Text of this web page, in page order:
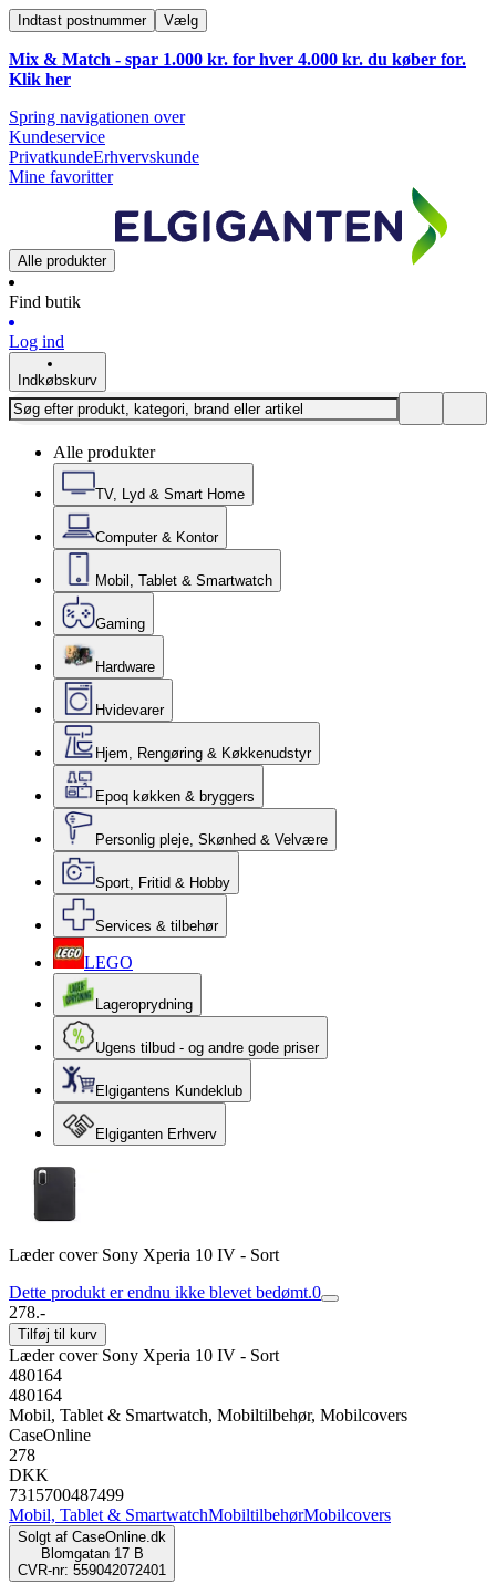
Indtast postnummer Vælg
Mix & Match - spar 1.000 kr. for hver 4.000 kr. du køber for.
Klik her
Spring navigationen over
Kundeservice
PrivatkundeErhvervskunde
Mine favoritter
Alle produkter
Find butik
Log ind
Indkøbskurv
Alle produkter
TV, Lyd & Smart Home
Computer & Kontor
Mobil, Tablet & Smartwatch
Gaming
Hardware
Hvidevarer
Hjem, Rengøring & Køkkenudstyr
Epoq køkken & bryggers
Personlig pleje, Skønhed & Velvære
Sport, Fritid & Hobby
Services & tilbehør
LEGO
Lageroprydning
Ugens tilbud - og andre gode priser
Elgigantens Kundeklub
Elgiganten Erhverv
Læder cover Sony Xperia 10 IV - Sort
Dette produkt er endnu ikke blevet bedømt.0
278.-
Tilføj til kurv
Læder cover Sony Xperia 10 IV - Sort
480164
480164
Mobil, Tablet & Smartwatch, Mobiltilbehør, Mobilcovers
CaseOnline
278
DKK
7315700487499
Mobil, Tablet & SmartwatchMobiltilbehørMobilcovers
Solgt af CaseOnline.dk
Blomgatan 17 B
CVR-nr: 559042072401